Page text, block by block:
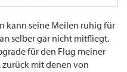
kann seine Meilen ruhig für
selber gar nicht mitfliegt.
für den Flug meiner
mit denen von